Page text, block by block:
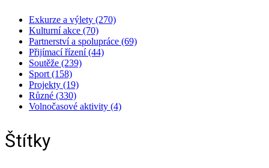
Exkurze a výlety (270)
Kulturní akce (70)
Partnerství a spolupráce (69)
Přijímací řízení (44)
Soutěže (239)
Sport (158)
Projekty (19)
Různé (330)
Volnočasové aktivity (4)
Štítky